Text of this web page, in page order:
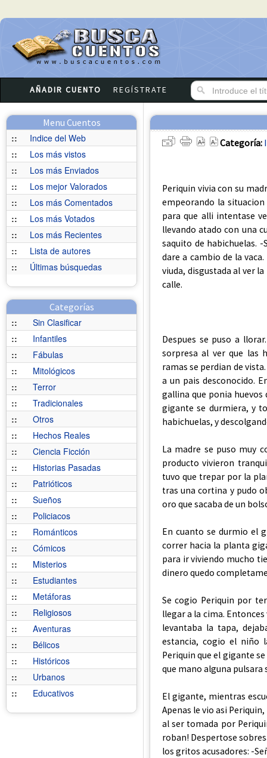
AÑADIR CUENTO REGÍSTRATE
Menu Cuentos
::
Indice del Web
::
Los más vistos
::
Los más Enviados
::
Los mejor Valorados
::
Los más Comentados
::
Los más Votados
::
Los más Recientes
::
Lista de autores
::
Últimas búsquedas
Categorías
::
Sin Clasificar
::
Infantiles
::
Fábulas
::
Mitológicos
::
Terror
::
Tradicionales
::
Otros
::
Hechos Reales
::
Ciencia Ficción
::
Historias Pasadas
::
Patrióticos
::
Sueños
::
Policiacos
::
Románticos
::
Cómicos
::
Misterios
::
Estudiantes
::
Metáforas
::
Religiosos
::
Aventuras
::
Bélicos
::
Históricos
::
Urbanos
::
Educativos
Categoría:
Periquin vivia con su
empeorando la
para que alli intentase
llevando atado con una
saquito de habichuelas.
dare a cambio de la
viuda, disgustada al ver
calle.
Despues se puso a
sorpresa al ver que las
ramas se perdian de
a un pais desconocido.
gallina que ponia huevos
gigante se durmiera, y
habichuelas, y
La madre se puso muy
producto vivieron
tuvo que trepar por la
tras una cortina y pudo
oro que sacaba de un
En cuanto se durmio el
correr hacia la planta
para ir viviendo mucho
dinero quedo
Se cogio Periquin por
llegar a la cima.
levantaba la tapa,
estancia, cogio el niño
Periquin que el gigante
que mano alguna pulsara
El gigante, mientras
Apenas le vio asi
al ser tomada por
roban! Despertose
los gritos acusadores: -